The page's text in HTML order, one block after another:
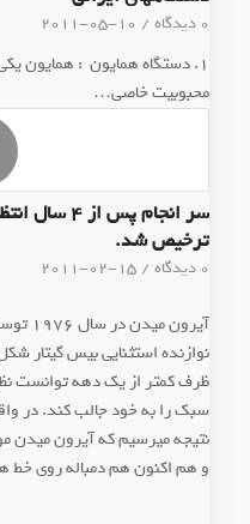
0 دیدگاه /
2011-05-10
1. دستگاه همایون : همایون
محبوبیت خاصى…
سر انجام
ترخيص شد.
0 دیدگاه /
2011-02-15
نوازنده استثنایي بيس گیتار
ظرف کمتر از يك دهه توانست
سبک را به خود جالب کند. در
نتیجه میرسیم که آیرون ميدن
و هم اکنون هم دمباله روی